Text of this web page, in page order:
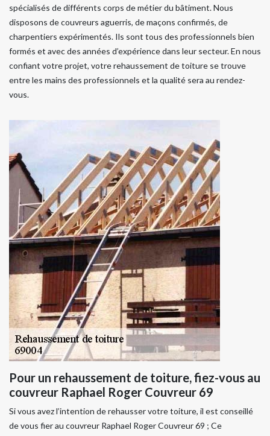
spécialisés de différents corps de métier du bâtiment. Nous
disposons de couvreurs aguerris, de maçons confirmés, de
charpentiers expérimentés. Ils sont tous des professionnels bien
formés et avec des années d’expérience dans leur secteur. En nous
confiant votre projet, votre rehaussement de toiture se trouve
entre les mains des professionnels et la qualité sera au rendez-
vous.
Pour un rehaussement de toiture, fiez-vous au
couvreur Raphael Roger Couvreur 69
Si vous avez l’intention de rehausser votre toiture, il est conseillé
de vous fier au couvreur Raphael Roger Couvreur 69 ; Ce